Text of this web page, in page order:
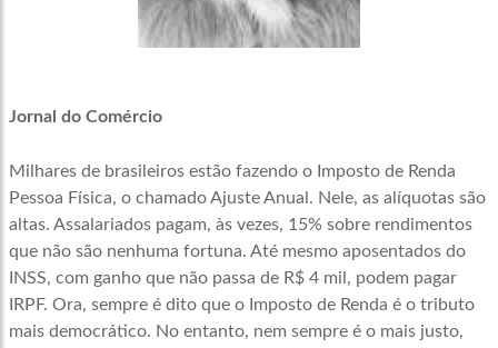
Jornal do Comércio
Milhares de brasileiros estão fazendo o Imposto de Renda
Pessoa Física, o chamado Ajuste Anual. Nele, as alíquotas são
altas. Assalariados pagam, às vezes, 15% sobre rendimentos
que não são nenhuma fortuna. Até mesmo aposentados do
INSS, com ganho que não passa de R$ 4 mil, podem pagar
IRPF. Ora, sempre é dito que o Imposto de Renda é o tributo
mais democrático. No entanto, nem sempre é o mais justo,